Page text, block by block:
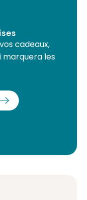
cadeaux,
marquera les